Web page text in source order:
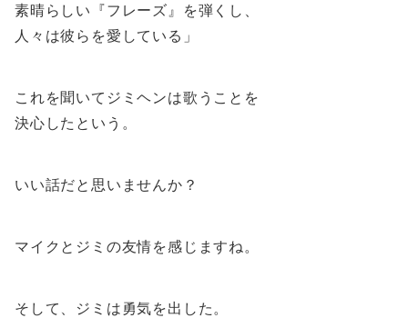
素晴らしい『フレーズ』を弾くし、
人々は彼らを愛している」
これを聞いてジミヘンは歌うことを
決心したという。
いい話だと思いませんか？
マイクとジミの友情を感じますね。
そして、ジミは勇気を出した。